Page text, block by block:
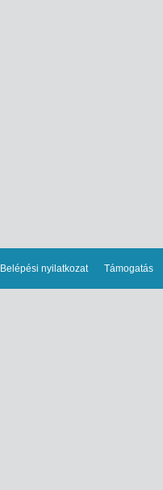
Belépési nyilatkozat Támogatás